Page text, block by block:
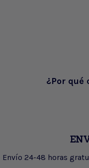
¿Por qué
Envío 24-48 horas